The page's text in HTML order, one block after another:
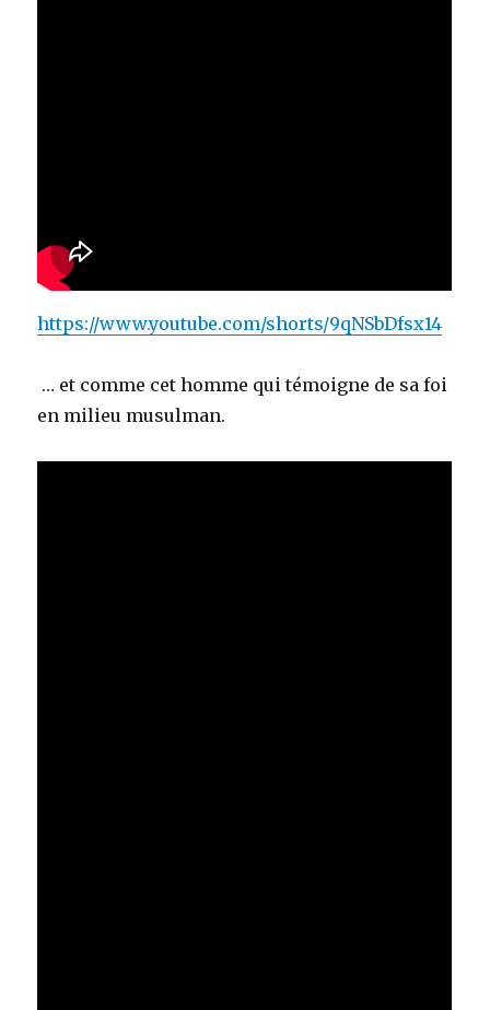
https://www.youtube.com/shorts/9qNSbDfsx14
… et comme cet homme qui témoigne de sa foi
en milieu musulman.